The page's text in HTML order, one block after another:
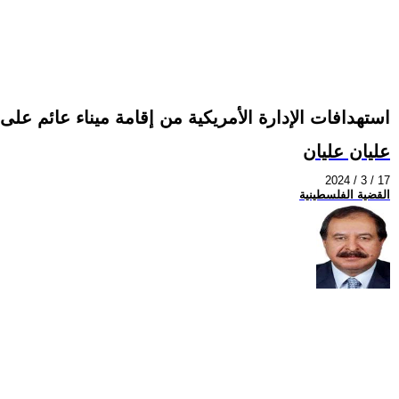
استهدافات الإدارة الأمريكية من إقامة ميناء عائم
عليان عليان
2024 / 3 / 17
القضية الفلسطينية